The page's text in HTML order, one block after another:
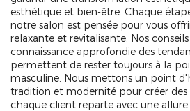
esthétique et bien-être. Chaque
notre salon est pensée pour vous
relaxante et revitalisante. Nos
connaissance approfondie des
permettent de rester toujours à la
masculine. Nous mettons un point
tradition et modernité pour créer des
chaque client reparte avec une